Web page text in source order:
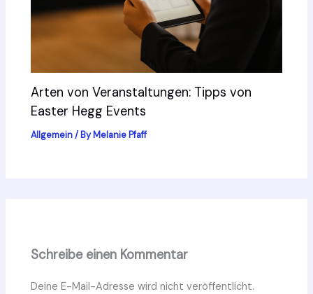
Arten von Veranstaltungen: Tipps von
Easter Hegg Events
Allgemein/ ByMelanie Pfaff
Schreibe einen Kommentar
Deine E-Mail-Adresse wird nicht veröffentlicht.